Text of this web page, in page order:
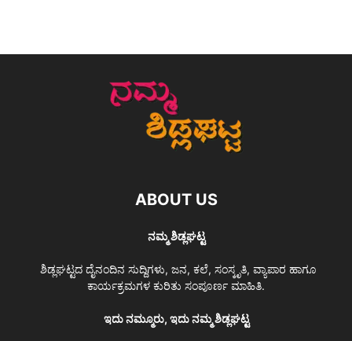
ABOUT US
ನಮ್ಮ ಶಿಡ್ಲಘಟ್ಟ
ಶಿಡ್ಲಘಟ್ಟದ ದೈನಂದಿನ ಸುದ್ದಿಗಳು, ಜನ, ಕಲೆ, ಸಂಸ್ಕೃತಿ, ವ್ಯಾಪಾರ ಹಾಗೂ
ಕಾರ್ಯಕ್ರಮಗಳ ಕುರಿತು ಸಂಪೂರ್ಣ ಮಾಹಿತಿ.
ಇದು ನಮ್ಮೂರು, ಇದು ನಮ್ಮ ಶಿಡ್ಲಘಟ್ಟ